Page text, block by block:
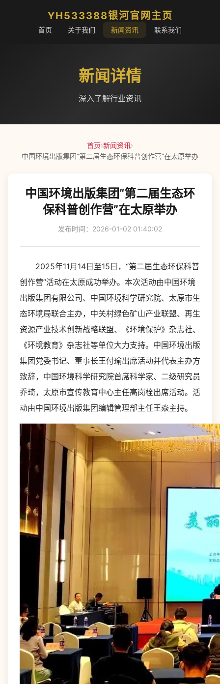
YH533388银河官网主页
首页 关于我们 新闻资讯 联系我们
新闻详情
深入了解行业资讯
首页›新闻资讯›
中国环境出版集团“第二届生态环保科普创作营”在太原举办
中国环境出版集团“第二届生态环
保科普创作营”在太原举办
发布时间：2026-01-02 01:40:02
2025年11月14日至15日，“第二届生态环保科普
创作营”活动在太原成功举办。本次活动由中国环境
出版集团有限公司、中国环境科学研究院、太原市生
态环境局联合主办，中关村绿色矿山产业联盟、再生
资源产业技术创新战略联盟、《环境保护》杂志社、
《环境教育》杂志社等单位大力支持。中国环境出版
集团党委书记、董事长王付瑜出席活动并代表主办方
致辞，中国环境科学研究院首席科学家、二级研究员
乔琦，太原市宣传教育中心主任高岗栓出席活动。活
动由中国环境出版集团编辑管理部主任王焱主持。